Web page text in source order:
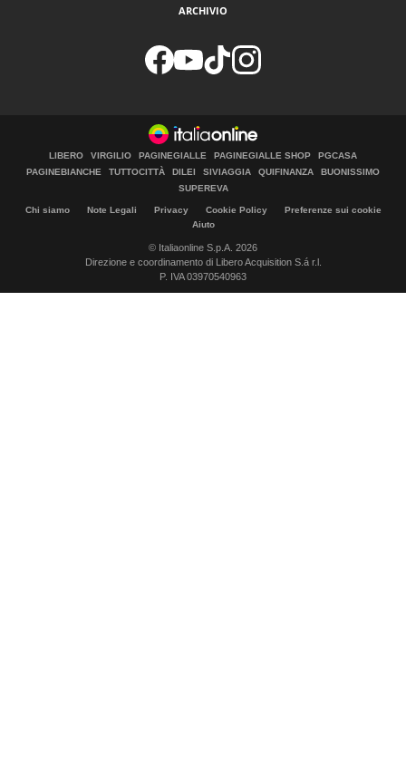
ARCHIVIO
LIBERO VIRGILIO PAGINEGIALLE PAGINEGIALLE SHOP
PGCASA
PAGINEBIANCHE
TUTTOCITTÀ DILEI SIVIAGGIA QUIFINANZA
BUONISSIMO
SUPEREVA
Chi siamo Note Legali Privacy Cookie Policy
Preferenze sui cookie
Aiuto
© Italiaonline S.p.A. 2026
Direzione e coordinamento di Libero Acquisition S.á r.l.
P. IVA 03970540963